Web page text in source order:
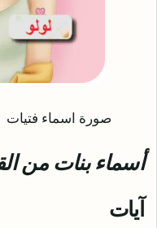
صورة اسماء فتيات
أسماء بنات من
آيات